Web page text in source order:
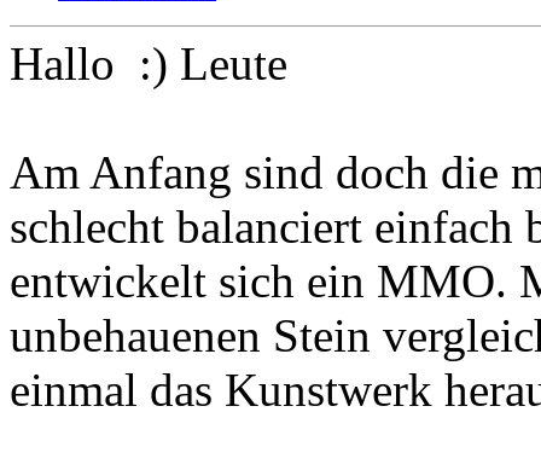
Hallo :) Leute
Am Anfang sind doch die
schlecht balanciert einfach
entwickelt sich ein MMO.
unbehauenen Stein
einmal das Kunstwerk